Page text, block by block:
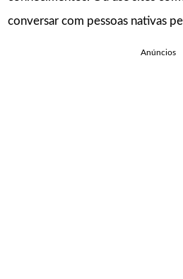
conversar com pessoas nativas
Anúncios